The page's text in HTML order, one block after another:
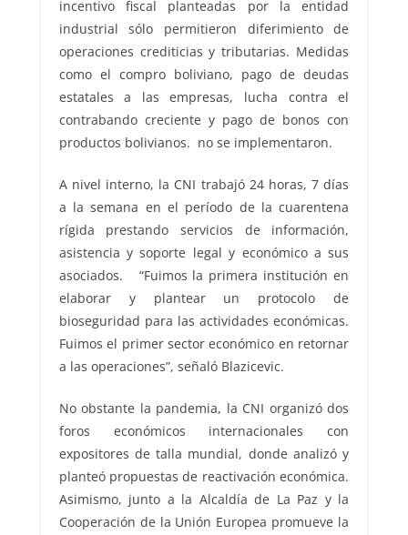
incentivo fiscal planteadas por la entidad
industrial sólo permitieron diferimiento de
operaciones crediticias y tributarias. Medidas
como el compro boliviano, pago de deudas
estatales a las empresas, lucha contra el
contrabando creciente y pago de bonos con
productos bolivianos. no se implementaron.
A nivel interno, la CNI trabajó 24 horas, 7 días
a la semana en el período de la cuarentena
rígida prestando servicios de información,
asistencia y soporte legal y económico a sus
asociados. “Fuimos la primera institución en
elaborar y plantear un protocolo de
bioseguridad para las actividades económicas.
Fuimos el primer sector económico en retornar
a las operaciones”, señaló Blazicevic.
No obstante la pandemia, la CNI organizó dos
foros económicos internacionales con
expositores de talla mundial, donde analizó y
planteó propuestas de reactivación económica.
Asimismo, junto a la Alcaldía de La Paz y la
Cooperación de la Unión Europea promueve la